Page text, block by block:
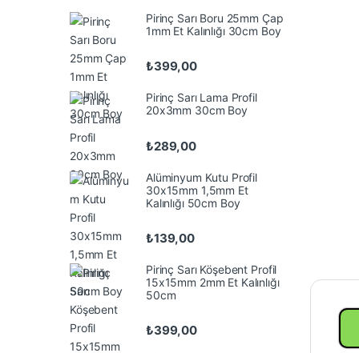
Pirinç Sarı Boru 25mm Çap
1mm Et Kalınlığı 30cm Boy
₺399,00
Pirinç Sarı Lama Profil
20x3mm 30cm Boy
₺289,00
Alüminyum Kutu Profil
30x15mm 1,5mm Et
Kalınlığı 50cm Boy
₺139,00
Pirinç Sarı Köşebent Profil
15x15mm 2mm Et Kalınlığı
50cm
₺399,00